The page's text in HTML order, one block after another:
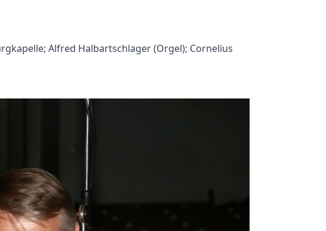
Alfred Halbartschlager (Orgel); Cornelius